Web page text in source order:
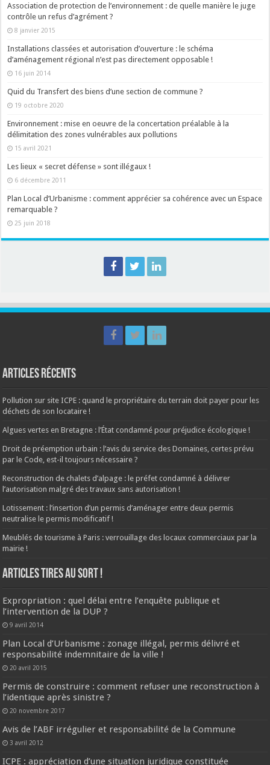
Association de protection de l’environnement : de quelle manière le juge
contrôle un refus d’agrément ?
8 janvier 2015
Installations classées et autorisation d’ouverture : le schéma
d’aménagement régional n’est pas directement opposable !
16 juin 2014
Quid du Transfert des biens d’une section de commune ?
19 octobre 2020
Environnement : mise en oeuvre de la concertation préalable à la
délimitation des zones vulnérables aux pollutions
15 avril 2021
Les lieux « secret défense » sont illégaux !
6 décembre 2011
Plan Local d’Urbanisme : comment apprécier sa cohérence avec un Espace
remarquable ?
25 juin 2018
Articles récents
Pollution sur site ICPE : quand le propriétaire du terrain doit payer pour les
déchets de son locataire !
Algues vertes en Bretagne : l’État condamné pour préjudice écologique !
Droit de préemption urbain : l’avis du service des Domaines, certes prévu
par le Code, est-il toujours nécessaire ?
Reconstruction de chalets d’alpage : le préfet condamné à délivrer
l’autorisation malgré des travaux sans autorisation !
Lotissement : l’insertion d’un permis d’aménager entre deux permis
neutralise le permis modificatif !
Meublés de tourisme à Paris : verrouillage des locaux commerciaux par la
mairie !
ARTICLES TIRES AU SORT !
Expropriation : quel délai entre l’enquête publique et
l’intervention de la DUP ?
9 avril 2014
Plan Local d’Urbanisme : zonage illégal, permis délivré et
responsabilité indemnitaire de la ville !
20 avril 2015
Permis de construire : comment refuser une reconstruction à
l’identique après sinistre ?
20 novembre 2017
Avis de l’ABF irrégulier et responsabilité de la Commune
3 avril 2012
ICPE : appréciation d’une situation juridique constituée